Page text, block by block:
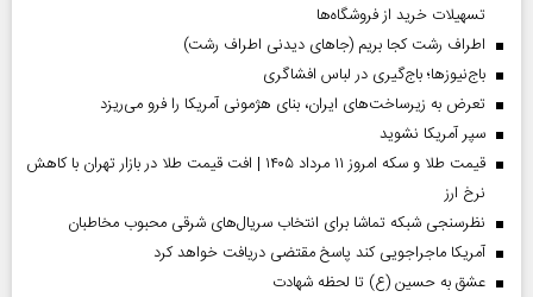
تسهیلات خرید از فروشگاه‌ها
اطراف رشت کجا بریم (جاهای دیدنی اطراف رشت)
باج‌نیوزها؛ باج‌گیری در لباس افشاگری
تعرض به زیرساخت‌های ایران، بنای هژمونی آمریکا را فرو می‌ریزد
سپر آمریکا نشوید
قیمت طلا و سکه امروز ۱۱ مرداد ۱۴۰۵ | افت قیمت طلا در بازار تهران با کاهش
نرخ ارز
نظرسنجی شبکه تماشا برای انتخاب سریال‌های شرقی محبوب مخاطبان
آمریکا ماجراجویی کند پاسخ مقتضی دریافت خواهد کرد
عشق به حسین (ع) تا لحظه شهادت